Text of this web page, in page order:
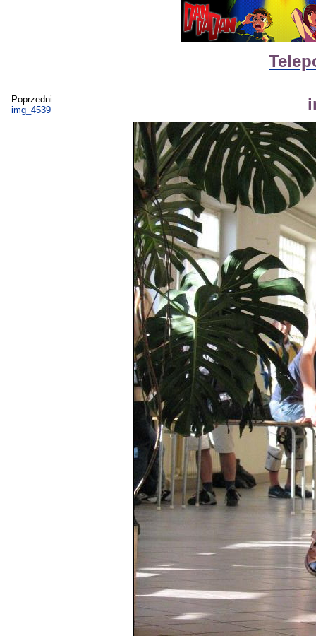
Poprzedni:
img_4539